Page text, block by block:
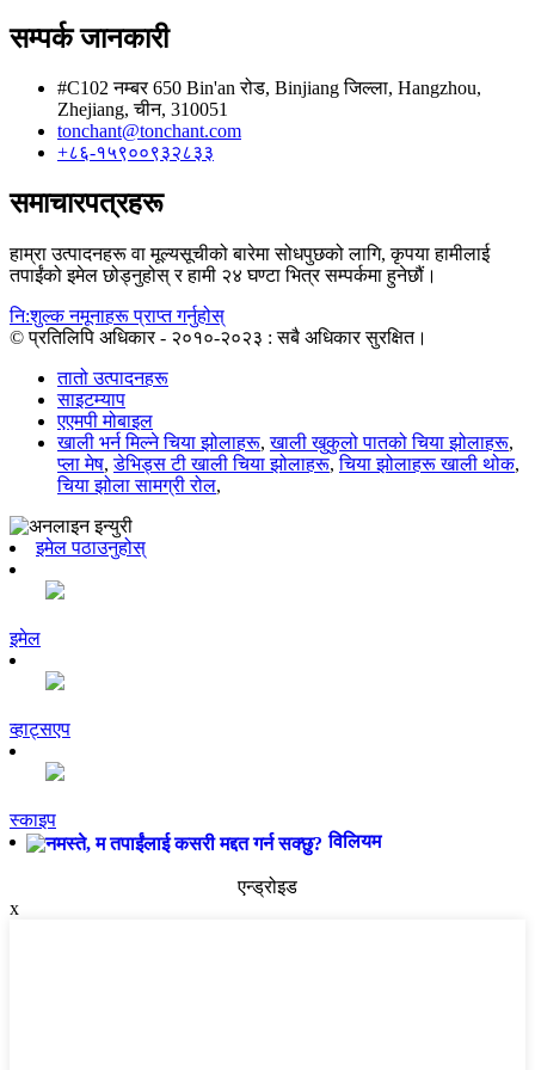
सम्पर्क जानकारी
#C102 नम्बर 650 Bin'an रोड, Binjiang जिल्ला, Hangzhou,
Zhejiang, चीन, 310051
tonchant@tonchant.com
+८६-१५९००९३२८३३
समाचारपत्रहरू
हाम्रा उत्पादनहरू वा मूल्यसूचीको बारेमा सोधपुछको लागि, कृपया हामीलाई
तपाईंको इमेल छोड्नुहोस् र हामी २४ घण्टा भित्र सम्पर्कमा हुनेछौं।
नि:शुल्क नमूनाहरू प्राप्त गर्नुहोस्
© प्रतिलिपि अधिकार - २०१०-२०२३ : सबै अधिकार सुरक्षित।
तातो उत्पादनहरू
साइटम्याप
एएमपी मोबाइल
खाली भर्न मिल्ने चिया झोलाहरू,खाली खुकुलो पातको चिया झोलाहरू,
प्ला मेष,डेभिड्स टी खाली चिया झोलाहरू,चिया झोलाहरू खाली थोक,
चिया झोला सामग्री रोल,
इमेल पठाउनुहोस्
इमेल
व्हाट्सएप
स्काइप
विलियम
एन्ड्रोइड
x